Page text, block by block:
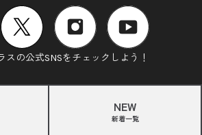
スの公式SNSをチェックしよう！
NEW
新着一覧